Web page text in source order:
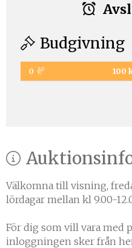
Budgivning
0 100
Välkomna till visning,
lördagar mellan kl 9.00-
För dig som vill vara med
inloggningen sker från